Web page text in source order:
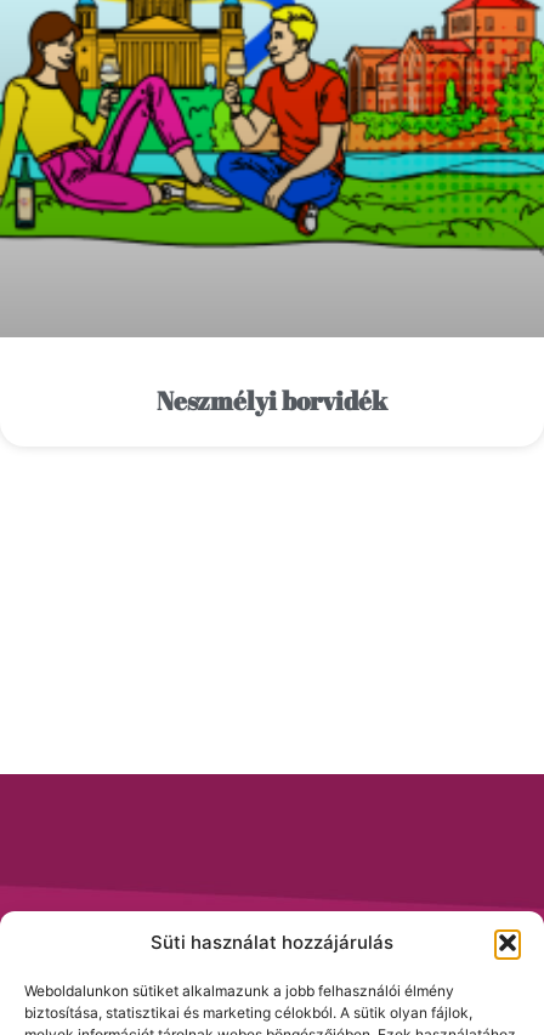
Süti használat hozzájárulás
Weboldalunkon sütiket alkalmazunk a jobb felhasználói élmény
biztosítása, statisztikai és marketing célokból. A sütik olyan fájlok,
Neszmélyi borvidék